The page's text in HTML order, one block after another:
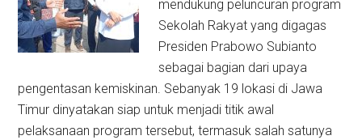
mendukung peluncuran program
Sekolah Rakyat yang digagas
Presiden Prabowo Subianto
sebagai bagian dari upaya
pengentasan kemiskinan. Sebanyak 19 lokasi di Jawa
Timur dinyatakan siap untuk menjadi titik awal
pelaksanaan program tersebut, termasuk salah satunya